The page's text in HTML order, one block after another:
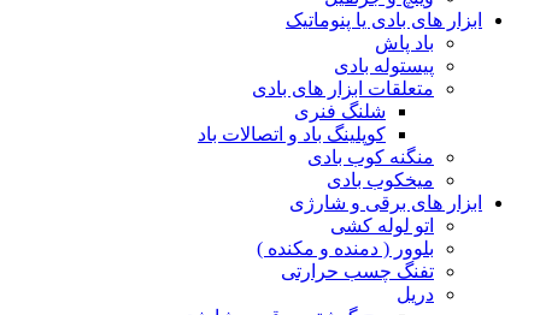
ابزار های بادی یا پنوماتیک
باد پاش
پیستوله بادی
متعلقات ابزار های بادی
شلنگ فنری
کوپلینگ باد و اتصالات باد
منگنه کوب بادی
میخکوب بادی
ابزار های برقی و شارژی
اتو لوله کشی
بلوور ( دمنده و مکنده )
تفنگ چسب حرارتی
دریل